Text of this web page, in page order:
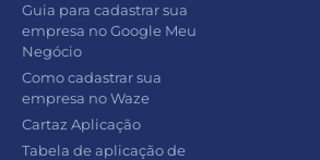
Guia para cadastrar sua
empresa no Google Meu
Negócio
Como cadastrar sua
empresa no Waze
Cartaz Aplicação
Tabela de aplicação de